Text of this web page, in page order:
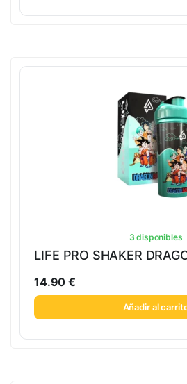
3 disponibles
LIFE PRO SHAKER
14.90€
Añadir al